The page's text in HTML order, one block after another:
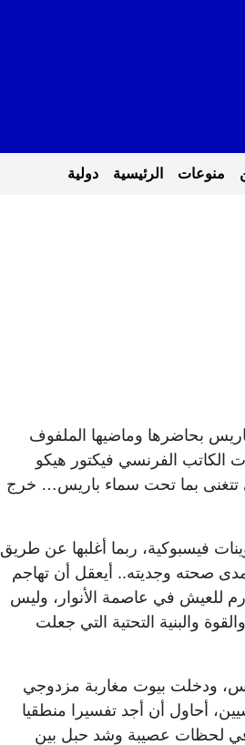
منوعات الرئيسية دولية
بحاضرها وماضيها الملفوف
الكاتب الفرنسي فيكتور هيكو
تتغنى بما تحت سماء باريس… خرج
فيسبوكية، ربما أغلبها عن طريق
صحته وجديته.. أيعقل أن تهاجم
للعيش في عاصمة الأنوار، وليس
والبنية التحتية التي جعلت
ودخلت بيوت مغاربة مزدوجي
أحاول أن أجد تفسيرا منطقيا
في لحظات عصيبة وشد حبل بين